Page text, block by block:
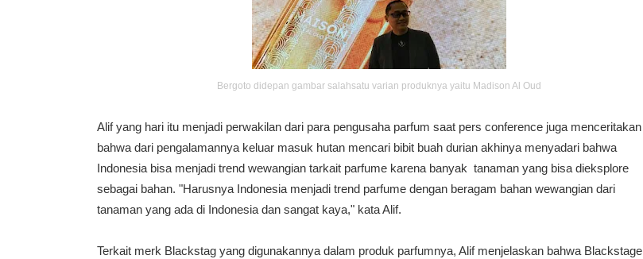
Bergoto didepan gambar salahsatu varian produknya yaitu Madison Al Oud
Alif yang hari itu menjadi perwakilan dari para pengusaha parfum saat pers conference juga menceritakan
bahwa dari pengalamannya keluar masuk hutan mencari bibit buah durian akhinya menyadari bahwa
Indonesia bisa menjadi trend wewangian tarkait parfume karena banyak tanaman yang bisa dieksplore
sebagai bahan. "Harusnya Indonesia menjadi trend parfume dengan beragam bahan wewangian dari
tanaman yang ada di Indonesia dan sangat kaya," kata Alif.
Terkait merk Blackstag yang digunakannya dalam produk parfumnya, Alif menjelaskan bahwa Blackstage